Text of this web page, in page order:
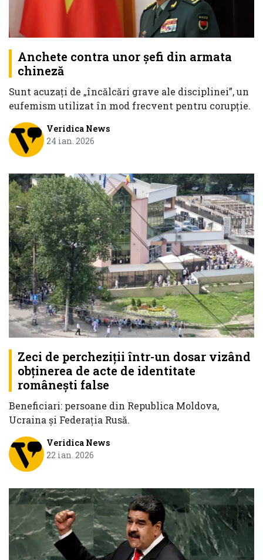
Anchete contra unor șefi din armata
chineză
Sunt acuzați de „încălcări grave ale disciplinei”, un
eufemism utilizat în mod frecvent pentru corupție.
Veridica News
24 ian. 2026
Zeci de percheziții într-un dosar vizând
obţinerea de acte de identitate
româneşti false
Beneficiari: persoane din Republica Moldova,
Ucraina şi Federaţia Rusă.
Veridica News
22 ian. 2026